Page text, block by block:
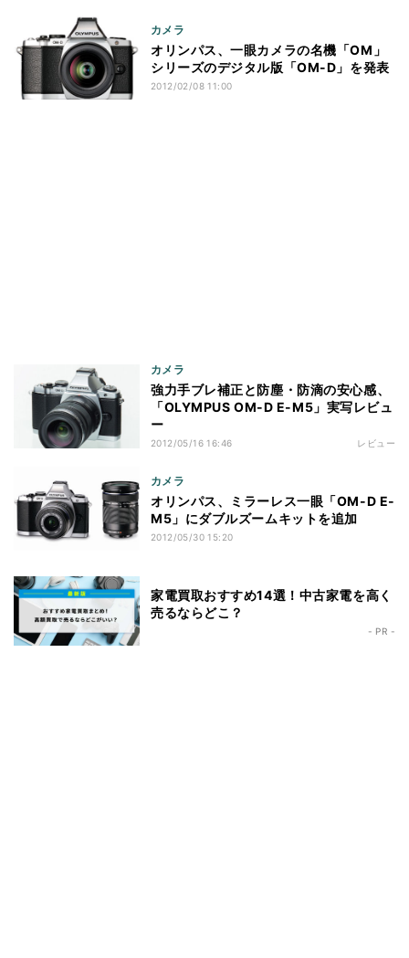
カメラ
オリンパス、一眼カメラの名機「OM」
シリーズのデジタル版「OM-D」を発表
2012/02/08 11:00
カメラ
強力手ブレ補正と防塵・防滴の安心感、
「OLYMPUS OM-D E-M5」実写レビュ
ー
2012/05/16 16:46 レビュー
カメラ
オリンパス、ミラーレス一眼「OM-D E-
M5」にダブルズームキットを追加
2012/05/30 15:20
家電買取おすすめ14選！中古家電を高く
売るならどこ？
- PR -